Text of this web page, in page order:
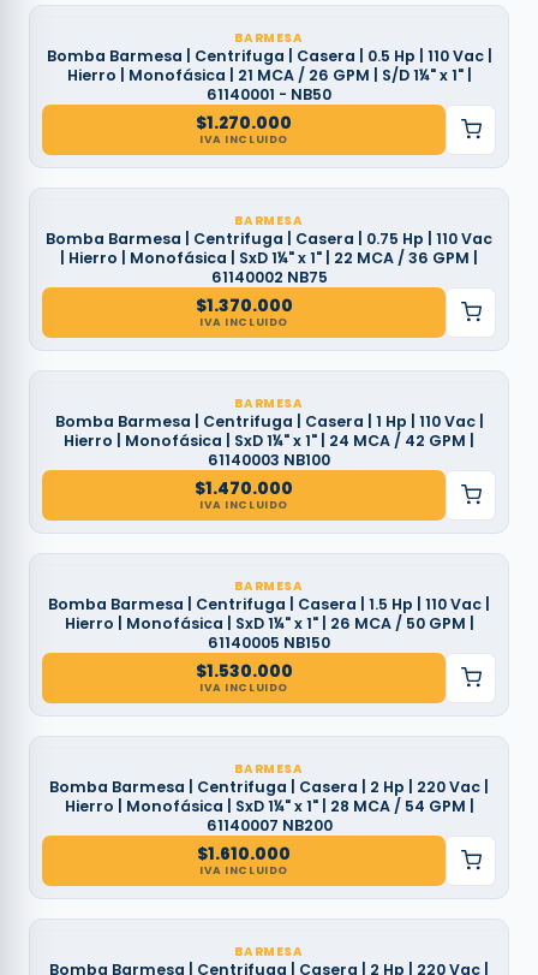
BARMESA
Bomba Barmesa | Centrifuga | Casera | 0.5 Hp | 110 Vac |
Hierro | Monofásica | 21 MCA / 26 GPM | S/D 1¼" x 1" |
61140001 - NB50
$1.270.000
IVA INCLUIDO
BARMESA
Bomba Barmesa | Centrifuga | Casera | 0.75 Hp | 110 Vac
| Hierro | Monofásica | SxD 1¼" x 1" | 22 MCA / 36 GPM |
61140002 NB75
$1.370.000
IVA INCLUIDO
BARMESA
Bomba Barmesa | Centrifuga | Casera | 1 Hp | 110 Vac |
Hierro | Monofásica | SxD 1¼" x 1" | 24 MCA / 42 GPM |
61140003 NB100
$1.470.000
IVA INCLUIDO
BARMESA
Bomba Barmesa | Centrifuga | Casera | 1.5 Hp | 110 Vac |
Hierro | Monofásica | SxD 1¼" x 1" | 26 MCA / 50 GPM |
61140005 NB150
$1.530.000
IVA INCLUIDO
BARMESA
Bomba Barmesa | Centrifuga | Casera | 2 Hp | 220 Vac |
Hierro | Monofásica | SxD 1¼" x 1" | 28 MCA / 54 GPM |
61140007 NB200
$1.610.000
IVA INCLUIDO
BARMESA
Bomba Barmesa | Centrifuga | Casera | 2 Hp | 220 Vac |